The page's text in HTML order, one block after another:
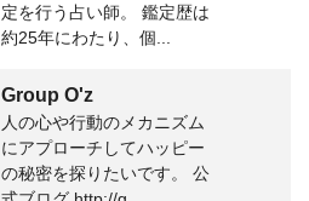
定を行う占い師。 鑑定歴は
約25年にわたり、個...
Group O'z
人の心や行動のメカニズム
にアプローチしてハッピー
の秘密を探りたいです。 公